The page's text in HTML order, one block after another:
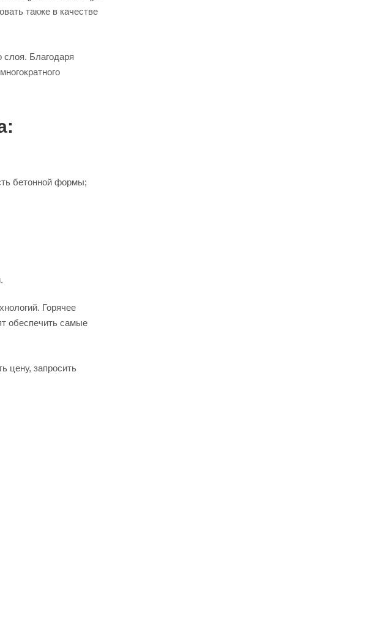
также в качестве
слоя. Благодаря
бетонной формы;
Горячее
обеспечить самые
цену, запросить